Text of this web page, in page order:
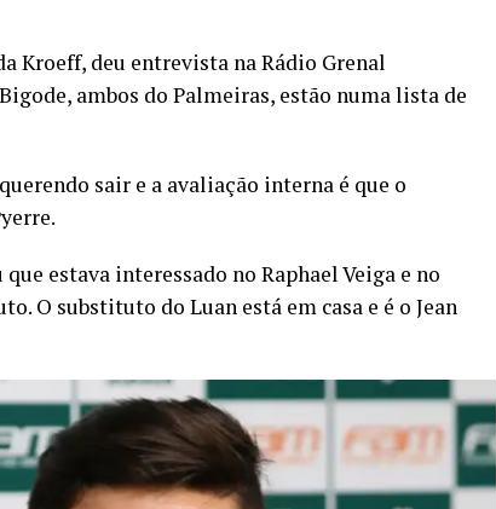
Kroeff, deu entrevista na Rádio Grenal
ambos do Palmeiras, estão numa lista de
sair e a avaliação interna é que o
estava interessado no Raphael Veiga e no
O substituto do Luan está em casa e é o Jean